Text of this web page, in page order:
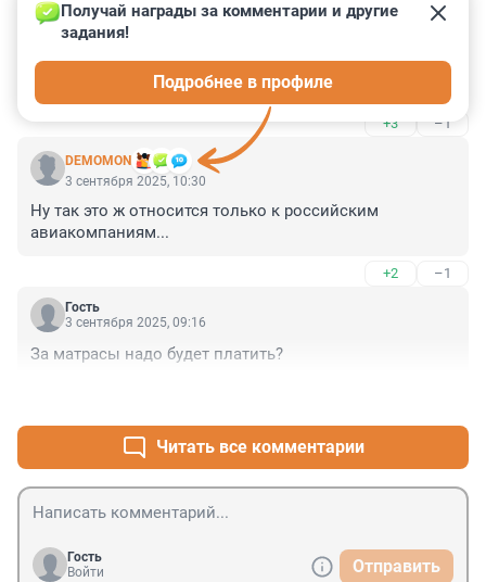
Гость
3 сентября 2025, 10:43
Все инструкции Минтранса теперь подписывает
+3 –1
DEMOMON
Получай награды за комментарии и другие
задания!
Подробнее в профиле
3 сентября 2025, 10:30
Ну так это ж относится только к российским
авиакомпаниям...
+2 –1
Гость
3 сентября 2025, 09:16
За матрасы надо будет платить?
Читать все комментарии
Гость
Войти
Отправить